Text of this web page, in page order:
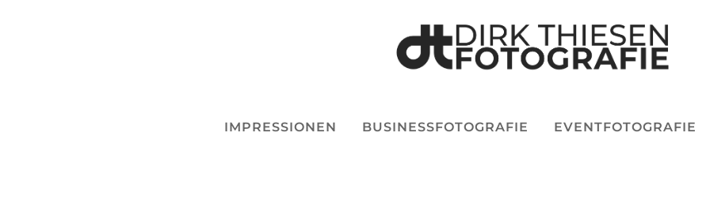
IMPRESSIONEN BUSINESSFOTOGRAFIE EVENTFOTOGRAFIE